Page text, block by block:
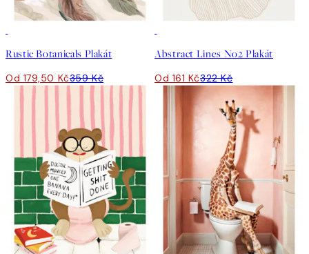
Rustic Botanicals Plakát
Od 179,50 Kč359 Kč
Abstract Lines No2 Plakát
Od 161 Kč322 Kč